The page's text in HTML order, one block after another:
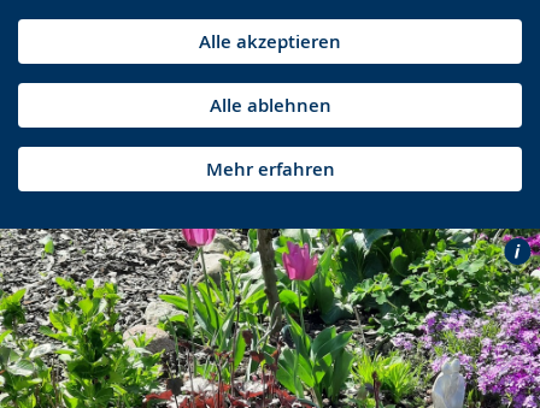
Alle akzeptieren
Alle ablehnen
Mehr erfahren